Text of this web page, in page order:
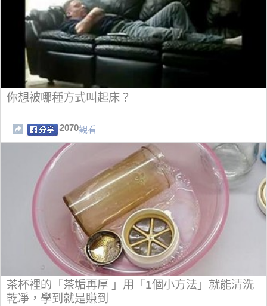
你想被哪種方式叫起床？
2070觀看
茶杯裡的「茶垢再厚 」用「1個小方法」就能清洗
乾凈，學到就是賺到